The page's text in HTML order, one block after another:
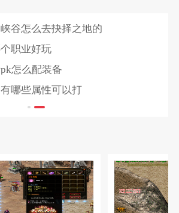
谷怎么去抉择之地的
职业好玩
怎么配装备
哪些属性可以打